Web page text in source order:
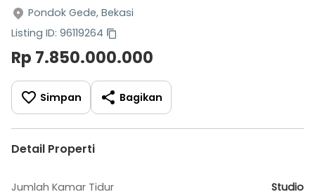
Pondok Gede, Bekasi
Listing ID: 96119264
Rp 7.850.000.000
Simpan Bagikan
Detail Properti
Jumlah Kamar Tidur Studio